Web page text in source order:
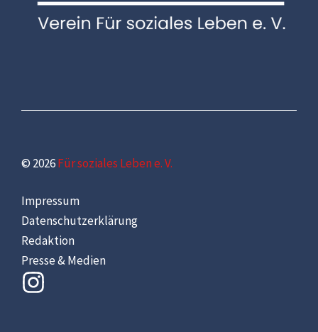
© 2026Für soziales Leben e. V.
Impressum
Datenschutzerklärung
Redaktion
Presse & Medien